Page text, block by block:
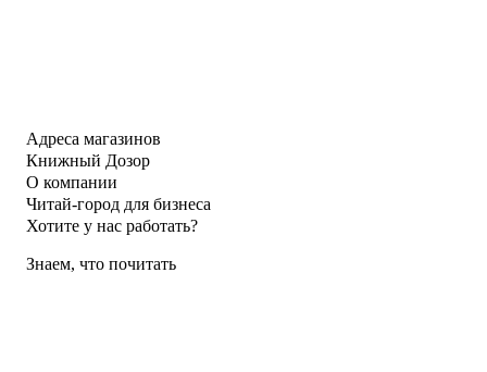
Адреса магазинов
Книжный Дозор
О компании
Читай-город для бизнеса
Хотите у нас работать?
Знаем, что почитать